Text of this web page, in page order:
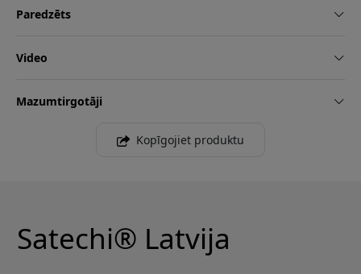
Paredzēts
Video
Mazumtirgotāji
Kopīgojiet produktu
Satechi® Latvija